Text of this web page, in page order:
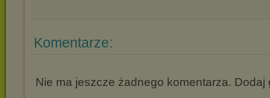
Komentarze:
Nie ma jeszcze żadnego komentarza. Dodaj